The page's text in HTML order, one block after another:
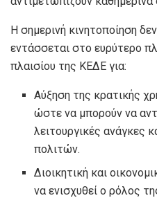
Η σημερινή κινητοποίηση
εντάσσεται στο ευρύτερο
πλαισίου της ΚΕΔΕ για:
Αύξηση της κρατικής
ώστε να μπορούν να
λειτουργικές ανάγκες
πολιτών.
Διοικητική και
να ενισχυθεί ο ρόλος